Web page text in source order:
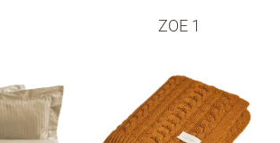
ZOE 1